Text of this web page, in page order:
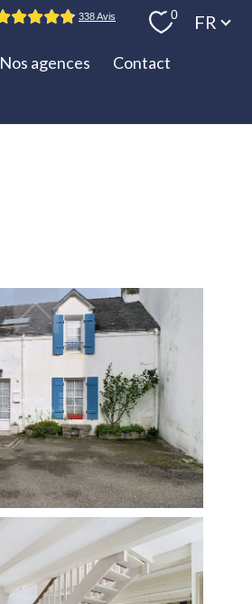
0 Langue
FR
Nos agences Contact